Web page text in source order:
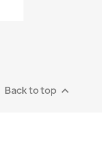
Back to top 